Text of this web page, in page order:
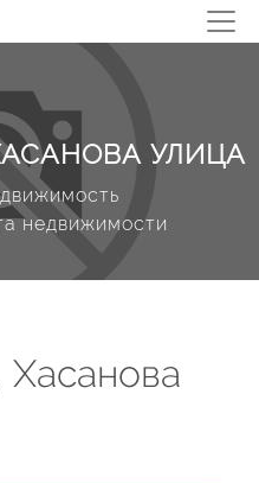
УЛИЦА
недвижимости
Хасанова